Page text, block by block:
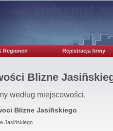
Regionen Rejestracja firmy
Blizne
według miejscowości.
Blizne Jasiñskiego
Jasiñskiego